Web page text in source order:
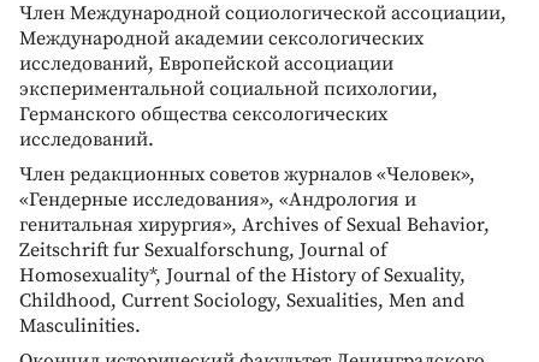
Член Международной социологической ассоциации,
Международной академии сексологических
исследований, Европейской ассоциации
экспериментальной социальной психологии,
Германского общества сексологических
исследований.
Член редакционных советов журналов «Человек»,
«Гендерные исследования», «Андрология и
генитальная хирургия», Archives of Sexual Behavior,
Zeitschrift fur Sexualforschung, Journal of
Homosexuality*, Journal of the History of Sexuality,
Childhood, Current Sociology, Sexualities, Men and
Masculinities.